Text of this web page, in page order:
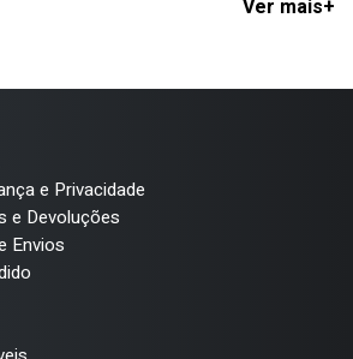
ocasião, do trabalho ao rolê,você
como o tradicional Superstar ou o
Contamos com uma grande variedade
pra você escolher o seu preferido.
cano baixo, alto e plataforma que vão
seus looks, além de garantirem o
seus pés durante o dia.
e Privacidade
e Devoluções
Envios